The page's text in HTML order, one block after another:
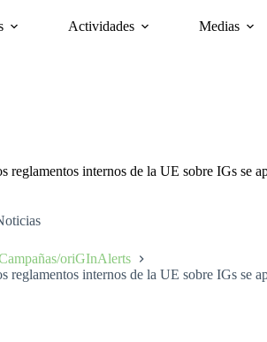
Actividades Medias
reglamentos internos de la UE sobre IGs
oriGInAlerts
reglamentos internos de la UE sobre IGs